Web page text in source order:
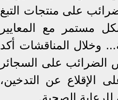
على منتجات التبغ
مستمر مع المعايير
وخلال المناقشات أكد
الضرائب على السجائر
الإقلاع عن التدخين،
الصحية.